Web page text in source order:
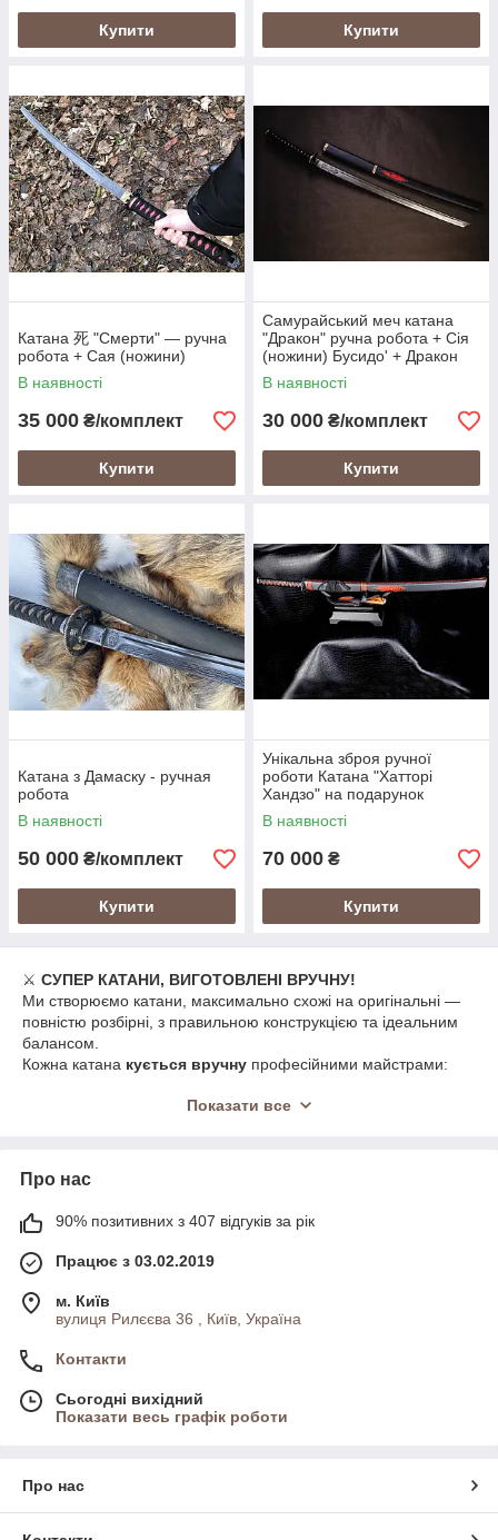
Купити Купити
Катана 死 "Смерти" — ручна
робота + Сая (ножини)
В наявності
35 000 ₴/комплект
Купити
Самурайський меч катана
"Дракон" ручна робота + Сія
(ножини) Бусидо' + Дракон
В наявності
30 000 ₴/комплект
Купити
Катана з Дамаску - ручная
робота
В наявності
50 000 ₴/комплект
Купити
Унікальна зброя ручної
роботи Катана "Хатторі
Хандзо" на подарунок
В наявності
70 000 ₴
Купити
⚔ СУПЕР КАТАНИ, ВИГОТОВЛЕНІ ВРУЧНУ!
Ми створюємо катани, максимально схожі на оригінальні —
повністю розбірні, з правильною конструкцією та ідеальним
балансом.
Кожна катана кується вручну професійними майстрами:
преміальною шкірою
бойову катану
🗡 Усе під замовлення
🗡 Реальні матеріали та ковальська робота
🗡 Рівень справжніх майстрів
🗡 Можемо зробити будь-яку катану на ваше бажання
Для узгодження деталей — зв’яжіться з менеджером або
Показати все
Про нас
90% позитивних з 407 відгуків за рік
Працює з 03.02.2019
м. Київ
вулиця Рилєєва 36 , Київ, Україна
Контакти
Сьогодні вихідний
Показати весь графік роботи
Про нас